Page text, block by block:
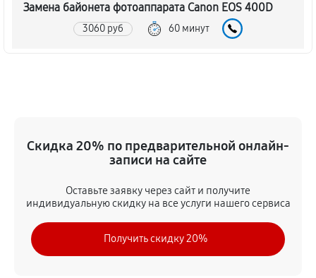
Замена байонета фотоаппарата Canon EOS 400D
3060 руб 60 минут
3510 руб 60 минут
3420 руб 60 минут
Замена материнской платы
2970 руб 60 минут
Скидка 20% по предварительной онлайн-
записи на сайте
Оставьте заявку через сайт и получите
индивидуальную скидку на все услуги нашего сервиса
Получить скидку 20%